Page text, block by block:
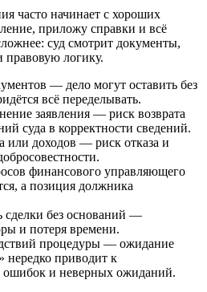
часто начинает с хороших
приложу справки и всё
суд смотрит документы,
правовую логику.
— дело могут оставить без
всё переделывать.
заявления — риск возврата
суда в корректности сведений.
или доходов — риск отказа и
финансового управляющего
а позиция должника
сделки без оснований —
и потеря времени.
процедуры — ожидание
нередко приводит к
ошибок и неверных ожиданий.